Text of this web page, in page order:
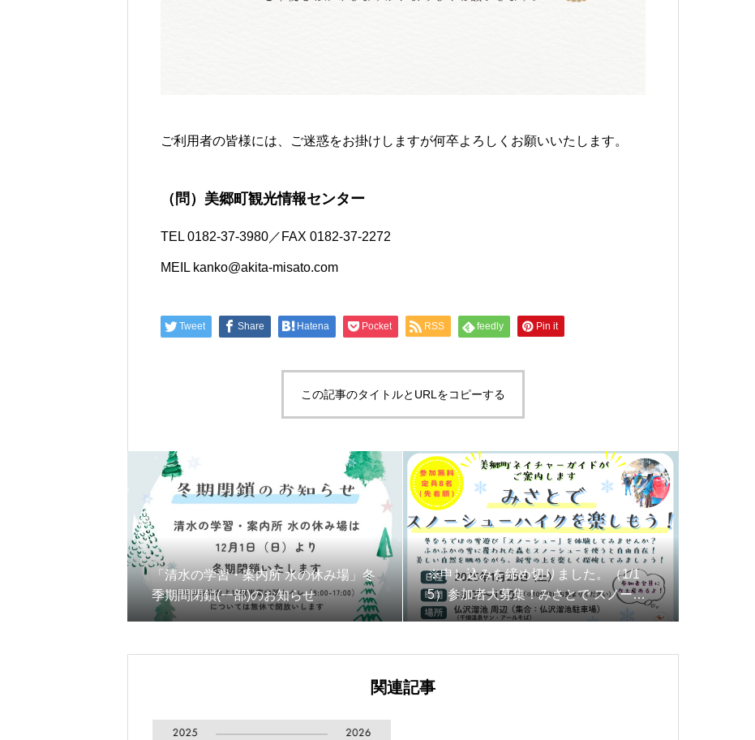
ご利用者の皆様には、ご迷惑をお掛けしますが何卒よろしくお願いいたします。
（問）美郷町観光情報センター
TEL 0182-37-3980／FAX 0182-37-2272
MEIL kanko@akita-misato.com
Tweet Share Hatena Pocket RSS feedly Pin it
この記事のタイトルとURLをコピーする
「清水の学習・案内所 水の休み場」冬
季期間閉鎖(一部)のお知らせ
※申し込みを締め切りました。（1/1
5）参加者大募集！みさとで スノーシ
ューハイクを楽しもう！
関連記事